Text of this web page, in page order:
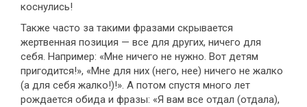
коснулись!
Также часто за такими фразами скрывается
жертвенная позиция — все для других, ничего для
себя. Например: «Мне ничего не нужно. Вот детям
пригодится!», «Мне для них (него, нее) ничего не жалко
(а для себя жалко!)!». А потом спустя много лет
рождается обида и фразы: «Я вам все отдал (отдала),